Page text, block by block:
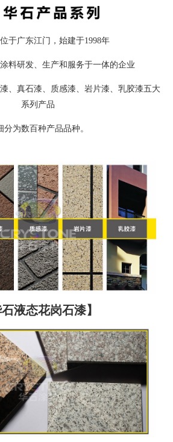
于广东江门，始建于1998年
料研发、生产和服务于一体的企业
、真石漆、质感漆、岩片漆、乳胶漆五大
系列产品
分为数百种产品品种。
石液态花岗石漆】